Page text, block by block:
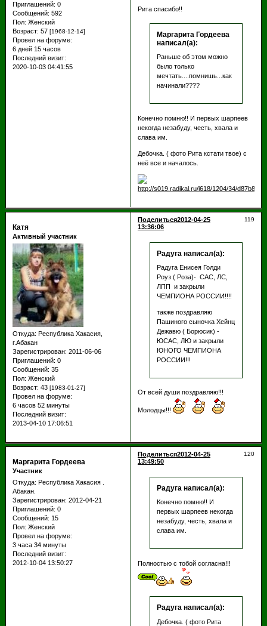
Приглашений: 0
Сообщений: 592
Пол: Женский
Возраст: 57 [1968-12-14]
Провел на форуме:
6 дней 15 часов
Последний визит:
2020-10-03 04:41:55
Рита спасибо!!
Маргарита Гордеева
написал(а):
Раньше об этом можно
было только
мечтать....помнишь...как
начинали????
Конечно помню!! И первых шарпеев
некогда незабуду, честь, хвала и
слава им.
Дебочка. ( фото Рита кстати твое) с
неё все и началось.
Поделиться 119
2012-04-25
13:36:06
Катя
Активный участник
Откуда: Республика Хакасия,
г.Абакан
Зарегистрирован: 2011-06-06
Приглашений: 0
Сообщений: 35
Пол: Женский
Возраст: 43 [1983-01-27]
Провел на форуме:
6 часов 52 минуты
Последний визит:
2013-04-10 17:06:51
Радуга написал(а):
Радуга Енисея Голди
Роуз ( Роза)- САС, ЛС,
ЛПП и закрыли
ЧЕМПИОНА РОССИИ!!!!
также поздравляю
Пашиного сыночка Хейнц
Дежавю ( Борюсик) -
ЮСАС, ЛЮ и закрыли
ЮНОГО ЧЕМПИОНА
РОССИИ!!!
От всей души поздравляю!!!
Молодцы!!!
Поделиться 120
2012-04-25
13:49:50
Маргарита Гордеева
Участник
Откуда: Республика Хакасия .
Абакан.
Зарегистрирован: 2012-04-21
Приглашений: 0
Сообщений: 15
Пол: Женский
Провел на форуме:
3 часа 34 минуты
Последний визит:
2012-10-04 13:50:27
Радуга написал(а):
Конечно помню!! И
первых шарпеев некогда
незабуду, честь, хвала и
слава им.
Полностью с тобой согласна!!!
Радуга написал(а):
Дебочка. ( фото Рита